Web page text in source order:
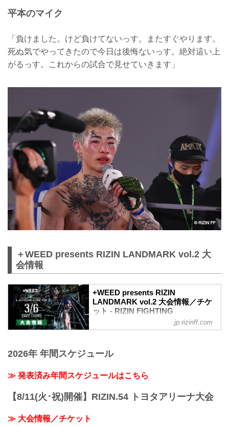
平本のマイク
「負けました。けど負けてないっす。またすぐやります。
死ぬ気でやってきたので今日は後悔ないっす。絶対這い上
がるっす。これからの試合で見せていきます」
＋WEED presents RIZIN LANDMARK vol.2 大
会情報
+WEED presents RIZIN
LANDMARK vol.2 大会情報／チケ
ット - RIZIN FIGHTING
FEDERATION オフィシャルサイト
+WEED presents RIZIN LANDMARK
2022年3月6日（日）18:00開場 / 19:00開
会場
jp.rizinff.com
2026年 年間スケジュール
≫ 発表済み年間スケジュールはこちら
【8/11(火･祝)開催】RIZIN.54 トヨタアリーナ大会
≫ 大会情報／チケット